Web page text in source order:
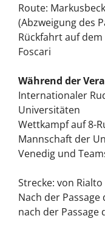
Route:
(Abzweigung des
Rückfahrt auf dem
Foscari
Während der
Internationaler
Universitäten
Wettkampf auf 8-
Mannschaft der
Venedig und
Strecke: von Rialto
Nach der
nach der Passage